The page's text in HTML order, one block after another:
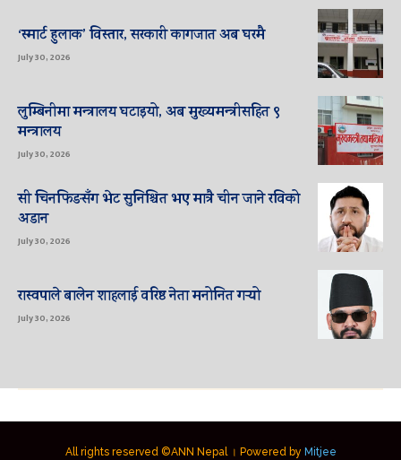
‘स्मार्ट हुलाक’ विस्तार, सरकारी कागजात अब घरमै
July 30, 2026
लुम्बिनीमा मन्त्रालय घटाइयो, अब मुख्यमन्त्रीसहित ९
मन्त्रालय
July 30, 2026
सी चिनफिङसँग भेट सुनिश्चित भए मात्रै चीन जाने रविको
अडान
July 30, 2026
रास्वपाले बालेन शाहलाई वरिष्ठ नेता मनोनित गर्‍यो
July 30, 2026
All rights reserved ©ANN Nepal । Powered by Mitjee